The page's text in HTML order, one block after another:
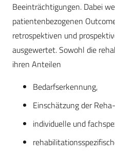
Beeinträchtigungen. Dabei
patientenbezogenen
retrospektiven und
ausgewertet. Sowohl die
ihren Anteilen
Bedarfserkennung,
Einschätzung der
individuelle und